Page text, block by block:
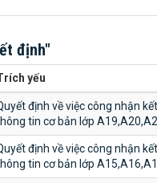
định"
yếu
định về việc công nhận
tin cơ bản lớp
định về việc công nhận
tin cơ bản lớp